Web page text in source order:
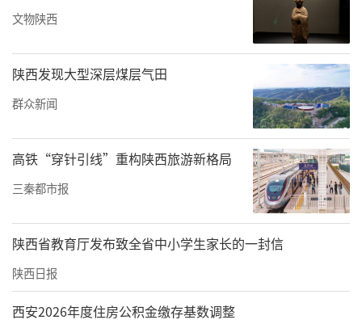
团队的“秘密武器”藏在算法里：早期的YOLO
v5算法让机器人识别苹果的准确率高达99.2
6%，如今更是在原有高准确度识别算法上融合
果实姿态角测量算法，能像经验丰富的果农一
样，精准判断苹果在枝头歪着、斜着的角度，
指挥机械臂灵巧地“绕开树枝”，既稳稳摘下
果子，又避免碰撞损伤。这套“避障摘果
术”，让采摘成功率大幅提升。
文物陕西
陕西发现大型深层煤层气田
群众新闻
高铁“穿针引线”重构陕西旅游新格局
三秦都市报
陕西省教育厅发布致全省中小学生家长的一封信
陕西日报
西安2026年度住房公积金缴存基数调整